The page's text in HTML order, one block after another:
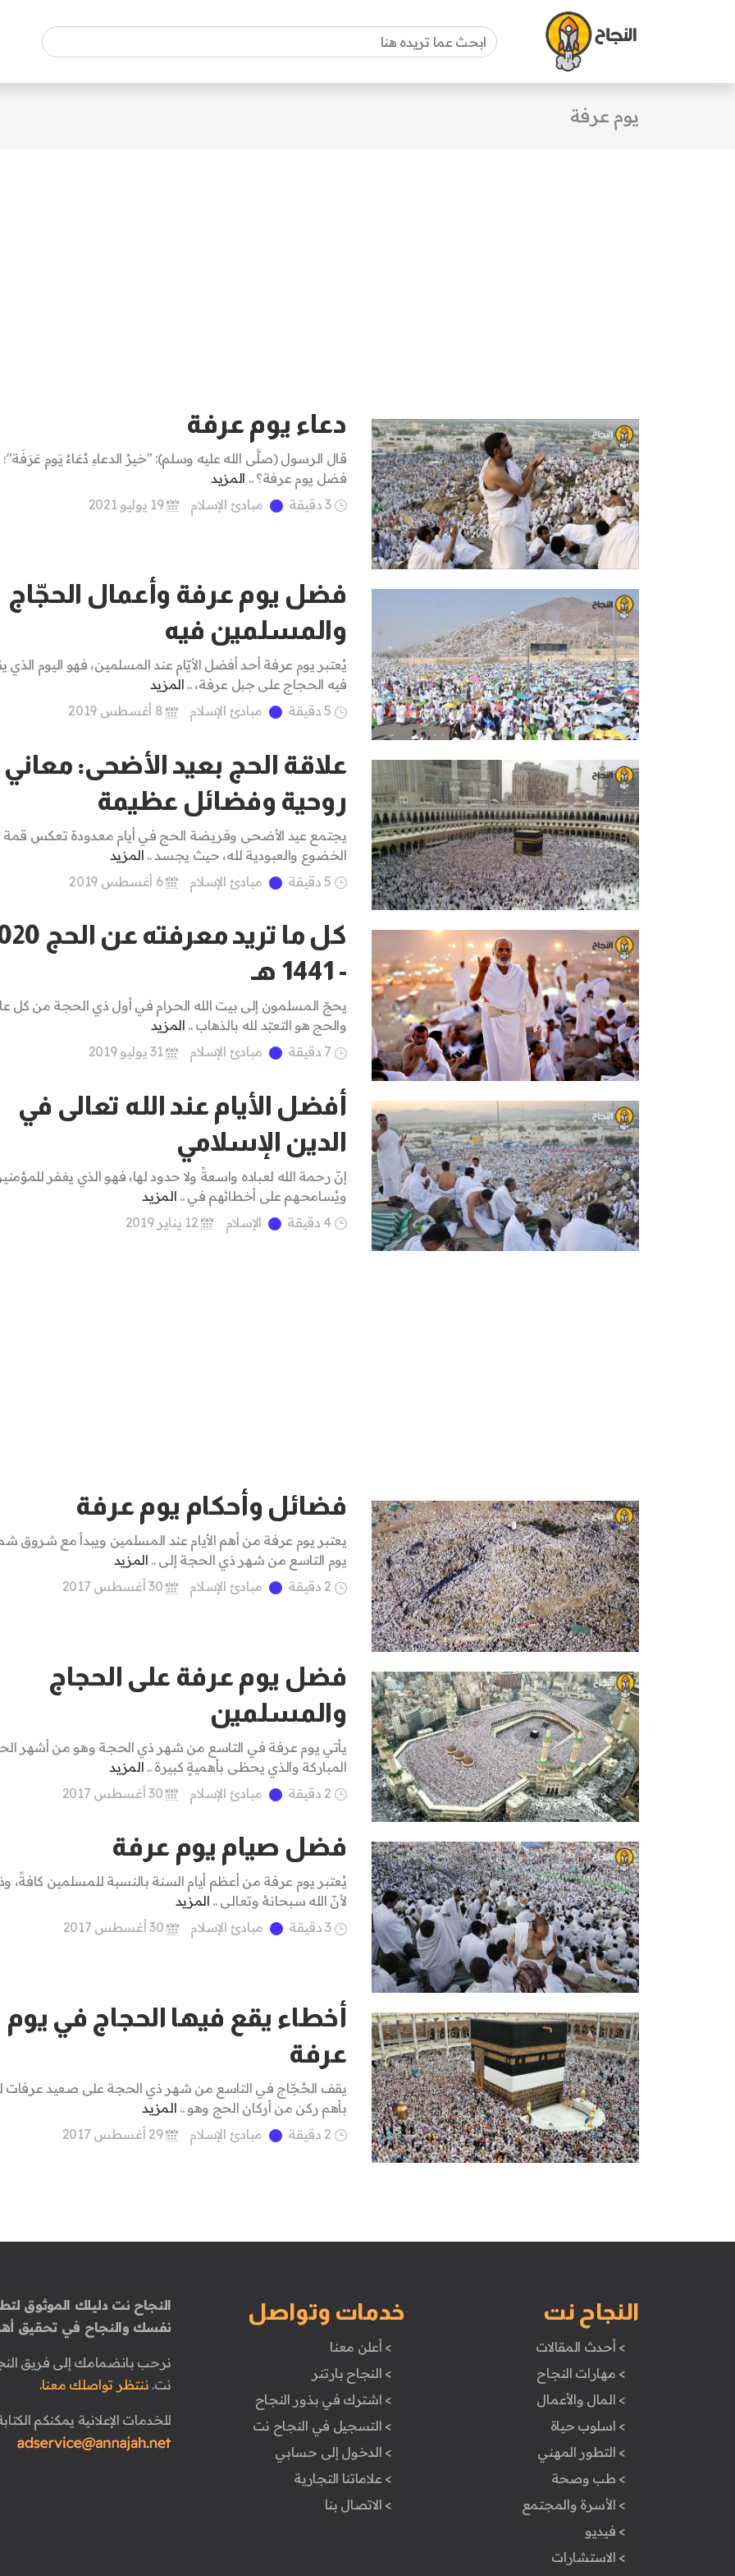
يوم عرفة
دعاء يوم عرفة
قال الرسول (صلَّى الله عليه وسلم): "خيرُ الدعاءِ دُعَاءُ يَومِ عَرَفَة"؛
فضل يوم عرفة؟ .. المزيد
3 دقيقة
مبادئ الإسلام 19 يوليو 2021
فضل يوم عرفة وأعمال الحجّاج
والمسلمين فيه
يُعتبر يوم عرفة أحد أفضل الأيّام عند المسلمين، فهو اليوم الذي
فيه الحجاج على جبل عرفة، .. المزيد
5 دقيقة
مبادئ الإسلام 8 أغسطس 2019
علاقة الحج بعيد الأضحى: معاني
روحية وفضائل عظيمة
يجتمع عيد الأضحى وفريضة الحج في أيام معدودة تعكس قمة
الخضوع والعبودية لله، حيث يجسد .. المزيد
5 دقيقة
مبادئ الإسلام 6 أغسطس 2019
- 1441 هـ
يحجّ المسلمون إلى بيت الله الحرام في أول ذي الحجة من كل
والحج هو التعبّد لله بالذهاب .. المزيد
7 دقيقة
مبادئ الإسلام 31 يوليو 2019
أفضل الأيام عند الله تعالى في
الدين الإسلامي
إنّ رحمة الله لعباده واسعةً ولا حدود لها، فهو الذي يغفر
ويُسامحهم على أخطائهم في .. المزيد
4 دقيقة
الإسلام 12 يناير 2019
فضائل وأحكام يوم عرفة
يعتبر يوم عرفة من أهم الأيام عند المسلمين ويبدأ مع
يوم التاسع من شهر ذي الحجة إلى .. المزيد
2 دقيقة
مبادئ الإسلام 30 أغسطس 2017
فضل يوم عرفة على الحجاج
والمسلمين
يأتي يوم عرفة في التاسع من شهر ذي الحجة وهو من أشهر
المباركة والذي يحظى بأهميةٍ كبيرة .. المزيد
2 دقيقة
مبادئ الإسلام 30 أغسطس 2017
فضل صيام يوم عرفة
يُعتبر يوم عرفة من أعظم أيام السنة بالنسبة للمسلمين كافةً،
لأنّ الله سبحانهُ وتعالى .. المزيد
3 دقيقة
مبادئ الإسلام 30 أغسطس 2017
أخطاء يقع فيها الحجاج في يوم
عرفة
يقف الحُجّاج في التاسع من شهر ذي الحجة على صعيد عرفات
بأهم ركن من أركان الحج وهو .. المزيد
2 دقيقة
مبادئ الإسلام 29 أغسطس 2017
النجاح نت
> أحدث المقالات
> مهارات النجاح
> المال والأعمال
> اسلوب حياة
> التطور المهني
> طب وصحة
> الأسرة والمجتمع
> فيديو
> الاستشارات
خدمات وتواصل
> أعلن معنا
> النجاح بارتنر
> اشترك في بذور النجاح
> التسجيل في النجاح نت
> الدخول إلى حسابي
> علاماتنا التجارية
> الاتصال بنا
النجاح نت دليلك الموثوق
نفسك والنجاح في تحقيق
نرحب بانضمامك إلى فريق
نت. ننتظر تواصلك معنا.
للخدمات الإعلانية يمكنكم